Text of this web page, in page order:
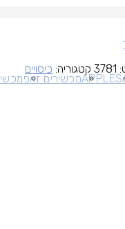
APPLEמכשירים זאפ
3781 קטגוריה: כיסויים